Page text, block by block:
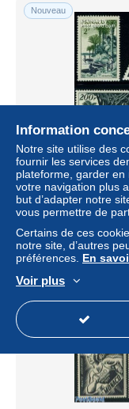
Nouveau
Monaco 1955 A.
Nature - Health -
Statut
Information
Notre site utilise des
fournir les services
plateforme, garder
votre navigation plus
but d’adapter notre
vous permettre de
Certains de ces
notre site, d’autres
préférences. En
Voir plus